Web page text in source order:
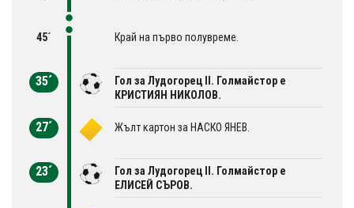
45´ Край на първо полувреме.
35´
Гол за Лудогорец II. Голмайстор е
КРИСТИЯН НИКОЛОВ.
27´ Жълт картон за НАСКО ЯНЕВ.
23´
Гол за Лудогорец II. Голмайстор е
ЕЛИСЕЙ СЪРОВ.